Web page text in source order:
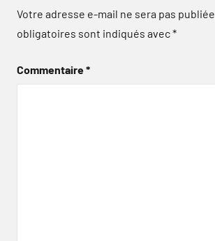
Votre adresse e-mail ne sera pas publiée.
obligatoires sont indiqués avec*
Commentaire*